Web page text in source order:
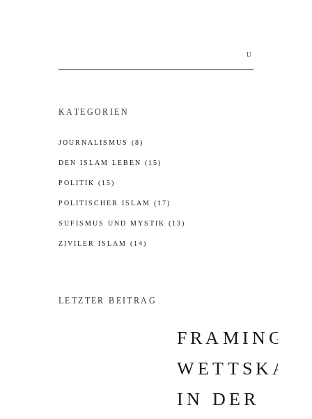
KATEGORIEN
JOURNALISMUS (8)
DEN ISLAM LEBEN (15)
POLITIK (15)
POLITISCHER ISLAM (17)
SUFISMUS UND MYSTIK (13)
ZIVILER ISLAM (14)
LETZTER BEITRAG
FRAMING
IN DER